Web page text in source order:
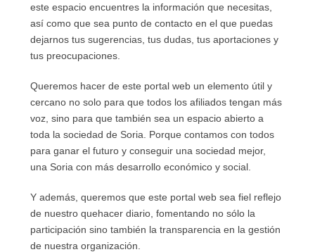
este espacio encuentres la información que necesitas,
así como que sea punto de contacto en el que puedas
dejarnos tus sugerencias, tus dudas, tus aportaciones y
tus preocupaciones.
Queremos hacer de este portal web un elemento útil y
cercano no solo para que todos los afiliados tengan más
voz, sino para que también sea un espacio abierto a
toda la sociedad de Soria. Porque contamos con todos
para ganar el futuro y conseguir una sociedad mejor,
una Soria con más desarrollo económico y social.
Y además, queremos que este portal web sea fiel reflejo
de nuestro quehacer diario, fomentando no sólo la
participación sino también la transparencia en la gestión
de nuestra organización.